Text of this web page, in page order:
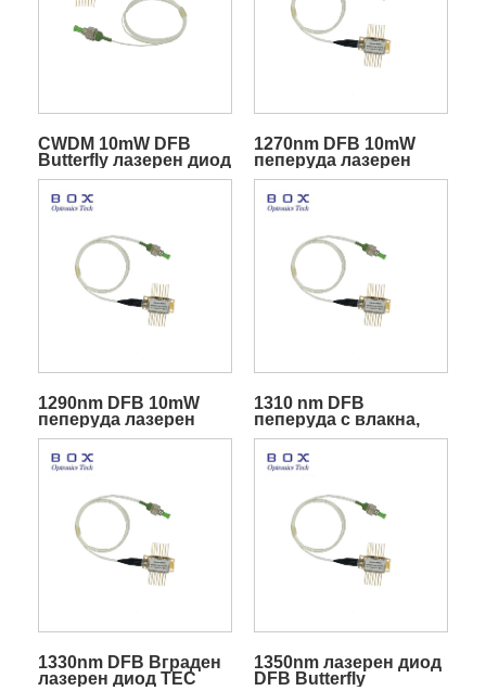
CWDM 10mW DFB
Butterfly лазерен диод
с TEC за
телекомуникации
1270nm DFB 10mW
пеперуда лазерен
диод
1290nm DFB 10mW
пеперуда лазерен
диод
1310 nm DFB
пеперуда с влакна,
свързан лазерен
диод
1330nm DFB Вграден
лазерен диод TEC
1350nm лазерен диод
DFB Butterfly